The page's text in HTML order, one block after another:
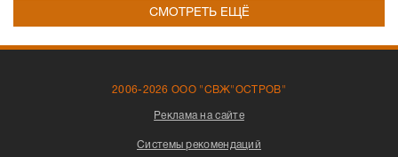
СМОТРЕТЬ ЕЩЁ
2006-2026 ООО "СВЖ"ОСТРОВ"
Реклама на сайте
Системы рекомендаций